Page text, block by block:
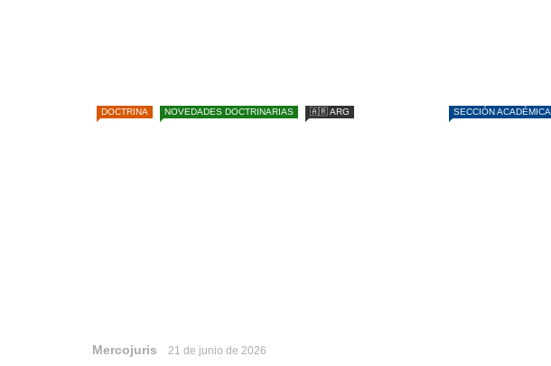
DOCTRINA NOVEDADES DOCTRINARIAS 🇦🇷 ARG
Mercojuris 21 de junio de 2026
SECCIÓN ACADÉMICA